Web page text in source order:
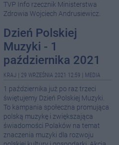
TVP Info rzecznik Ministerstwa
Zdrowia Wojciech Andrusiewicz.
Dzień Polskiej
Muzyki - 1
października 2021
KRAJ 29 WRZEŚNIA 2021 12:59 MEDIA
1 października już po raz trzeci
świętujemy Dzień Polskiej Muzyki.
To kampania społeczna promująca
polską muzykę i zwiększająca
świadomości Polaków na temat
znaczenia muzyki dla rozwoju